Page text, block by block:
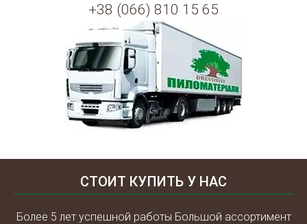
+38 (066) 810 15 65
СТОИТ КУПИТЬ У НАС
Более 5 лет успешной работы Большой ассортимент